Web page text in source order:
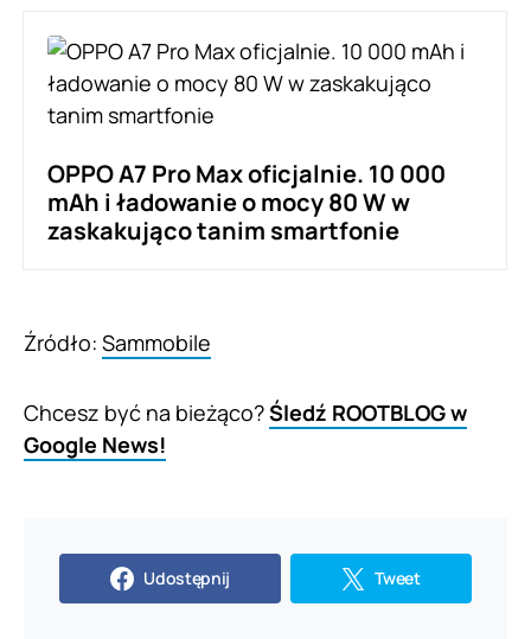
OPPO A7 Pro Max oficjalnie. 10 000
mAh i ładowanie o mocy 80 W w
zaskakująco tanim smartfonie
Źródło: Sammobile
Chcesz być na bieżąco?Śledź ROOTBLOG w
Google News!
Udostępnij Tweet